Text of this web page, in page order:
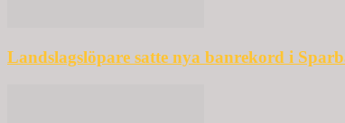
Landslagslöpare satte nya banrekord i